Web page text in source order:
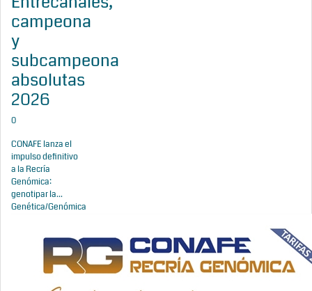
campeona
y
subcampeona
absolutas
2026
0
CONAFE lanza el
impulso definitivo
a la Recría
Genómica:
genotipar la...
Genética/Genómica